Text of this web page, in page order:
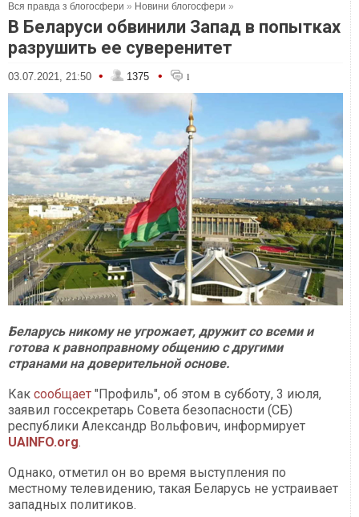
Вся правда з блогосфери » Новини блогосфери »
В Беларуси обвинили Запад в попытках
разрушить ее суверенитет
03.07.2021, 21:50 • 1375 • 1
Беларусь никому не угрожает, дружит со всеми и
готова к равноправному общению с другими
странами на доверительной основе.
Как сообщает "Профиль", об этом в субботу, 3 июля,
заявил госсекретарь Совета безопасности (СБ)
республики Александр Вольфович, информирует
UAINFO.org.
Однако, отметил он во время выступления по
местному телевидению, такая Беларусь не устраивает
западных политиков.